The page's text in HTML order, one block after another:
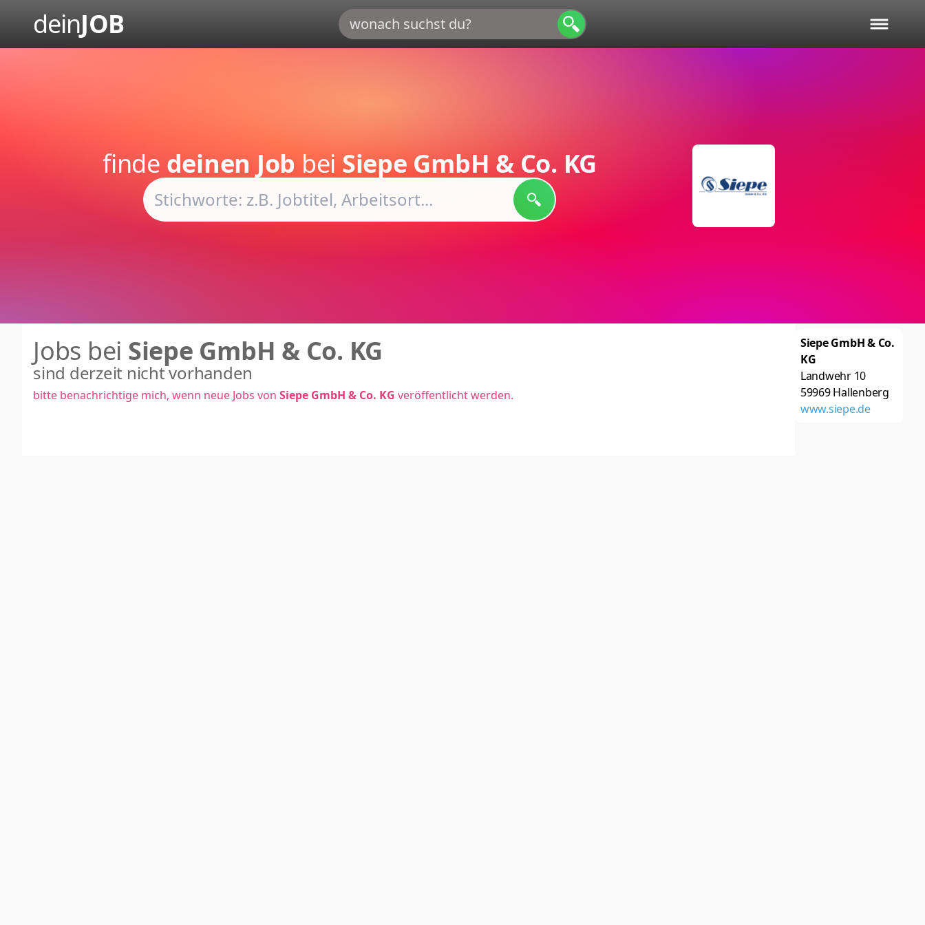
deinJOB
finde deinen Job bei Siepe GmbH & Co. KG
Siepe GmbH & Co.
KG
Landwehr 10
59969 Hallenberg
www.siepe.de
Jobs bei Siepe GmbH & Co. KG
sind derzeit nicht vorhanden
bitte benachrichtige mich, wenn neue Jobs von Siepe GmbH & Co. KG veröffentlicht werden.